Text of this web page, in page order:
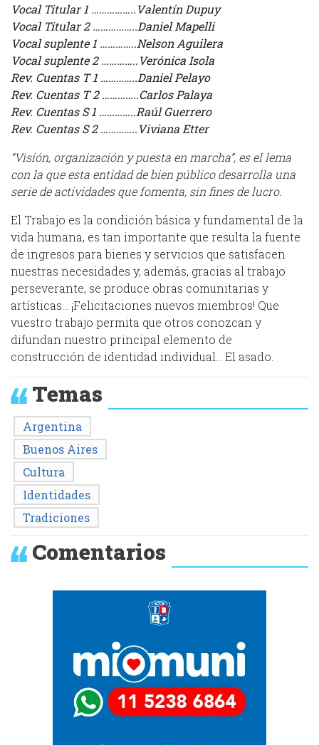
Vocal Titular 1 ……………..Valentín Dupuy
Vocal Titular 2 ……………..Daniel Mapelli
Vocal suplente 1 …………..Nelson Aguilera
Vocal suplente 2 …………..Verónica Isola
Rev. Cuentas T 1 …………..Daniel Pelayo
Rev. Cuentas T 2 …………..Carlos Palaya
Rev. Cuentas S 1 …………..Raúl Guerrero
Rev. Cuentas S 2 …………..Viviana Etter
“Visión, organización y puesta en marcha”, es el lema
con la que esta entidad de bien público desarrolla una
serie de actividades que fomenta, sin fines de lucro.
El Trabajo es la condición básica y fundamental de la
vida humana, es tan importante que resulta la fuente
de ingresos para bienes y servicios que satisfacen
nuestras necesidades y, además, gracias al trabajo
perseverante, se produce obras comunitarias y
artísticas… ¡Felicitaciones nuevos miembros! Que
vuestro trabajo permita que otros conozcan y
difundan nuestro principal elemento de
construcción de identidad individual… El asado.
Temas
Argentina
Buenos Aires
Cultura
Identidades
Tradiciones
Comentarios